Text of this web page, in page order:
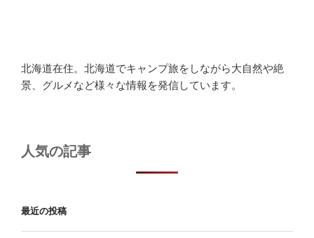
北海道在住。北海道でキャンプ旅をしながら大自然や絶
景、グルメなど様々な情報を発信しています。
人気の記事
最近の投稿